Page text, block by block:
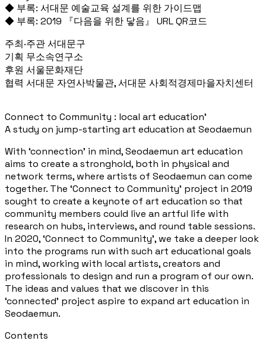
◆ 부록: 서대문 예술교육 설계를 위한 가이드맵
◆ 부록: 2019 『다음을 위한 닿음』 URL QR코드
주최·주관 서대문구
기획 무소속연구소
후원 서울문화재단
협력 서대문 자연사박물관, 서대문 사회적경제마을자치센터
Connect to Community : local art education’
A study on jump-starting art education at Seodaemun
With ‘connection’ in mind, Seodaemun art education
aims to create a stronghold, both in physical and
network terms, where artists of Seodaemun can come
together. The ‘Connect to Community’ project in 2019
sought to create a keynote of art education so that
community members could live an artful life with
research on hubs, interviews, and round table sessions.
In 2020, ‘Connect to Community’, we take a deeper look
into the programs run with such art educational goals
in mind, working with local artists, creators and
professionals to design and run a program of our own.
The ideas and values that we discover in this
‘connected’ project aspire to expand art education in
Seodaemun.
Contents